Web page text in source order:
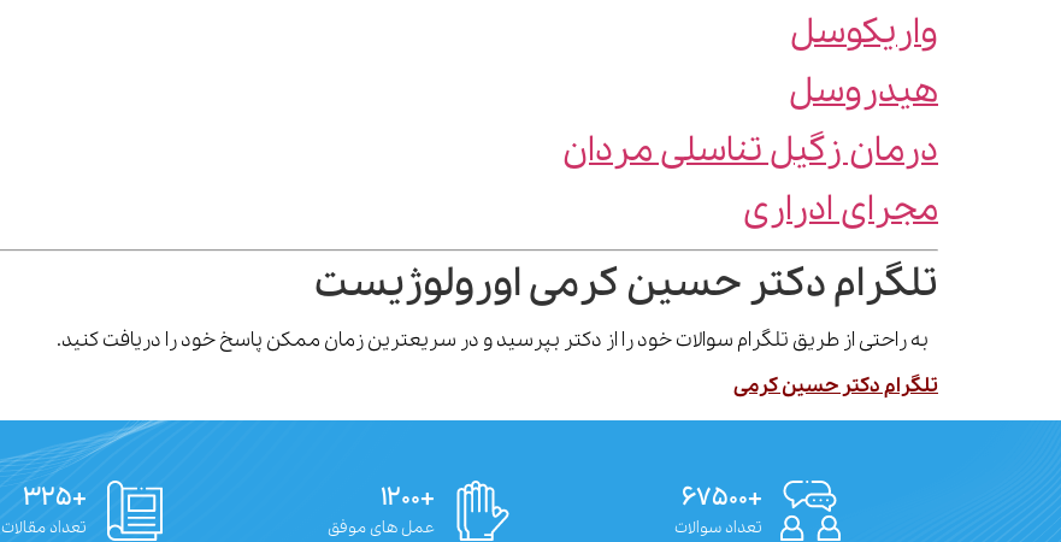
واریکوسل
هیدروسل
درمان زگیل تناسلی مردان
مجرای ادراری
تلگرام دکتر حسین کرمی اورولوژیست
به راحتی از طریق تلگرام سوالات خود را از دکتر بپرسید و در سریعترین زمان ممکن پاسخ خود را دریافت کنید.
تلگرام دکتر حسین کرمی
+۶۷۵۰۰
تعداد سوالات
+۱۲۰۰
عمل های موفق
+۳۲۵
تعداد مقالات